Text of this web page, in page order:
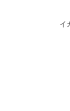
イ